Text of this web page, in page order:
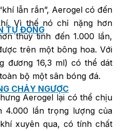
TỰ ĐỘNG
CHẢY NGƯỢC
lẫn rắn”, Aerogel có đến
Vì thế nó chỉ nặng hơn
thủy tinh đến 1.000 lần,
trên một bông hoa. Với
đương 16,3 ml) có thể dát
bộ một sân bóng đá.
Aerogel lại có thể chịu
4.000 lần trọng lượng của
xuyên qua, có tính chất